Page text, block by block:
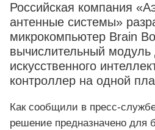
Российская компания
антенные системы»
микрокомпьютер Brain
вычислительный модуль
искусственного
контроллер на одной
Как сообщили в пресс-
решение предназначено для